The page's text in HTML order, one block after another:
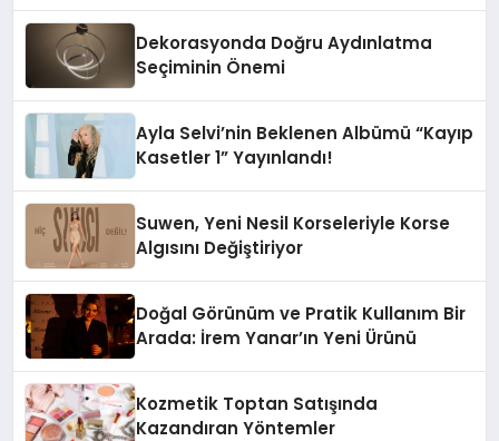
Dekorasyonda Doğru Aydınlatma
Seçiminin Önemi
Ayla Selvi’nin Beklenen Albümü “Kayıp
Kasetler 1” Yayınlandı!
Suwen, Yeni Nesil Korseleriyle Korse
Algısını Değiştiriyor
Doğal Görünüm ve Pratik Kullanım Bir
Arada: İrem Yanar’ın Yeni Ürünü
Kozmetik Toptan Satışında
Kazandıran Yöntemler